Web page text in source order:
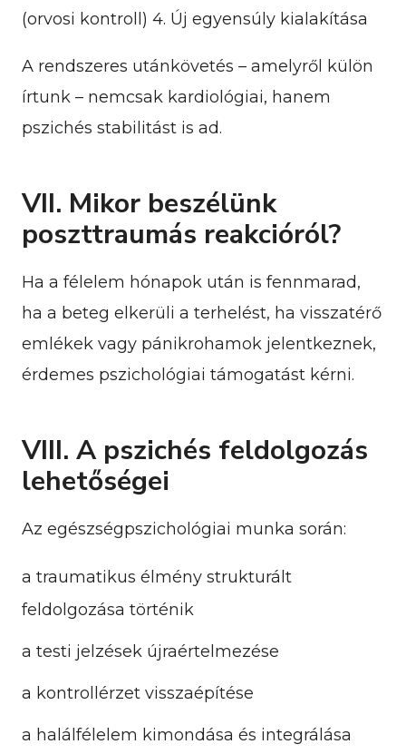
(orvosi kontroll) 4. Új egyensúly kialakítása
A rendszeres utánkövetés – amelyről külön
írtunk – nemcsak kardiológiai, hanem
pszichés stabilitást is ad.
VII. Mikor beszélünk
poszttraumás reakcióról?
Ha a félelem hónapok után is fennmarad,
ha a beteg elkerüli a terhelést, ha visszatérő
emlékek vagy pánikrohamok jelentkeznek,
érdemes pszichológiai támogatást kérni.
VIII. A pszichés feldolgozás
lehetőségei
Az egészségpszichológiai munka során:
a traumatikus élmény strukturált
feldolgozása történik
a testi jelzések újraértelmezése
a kontrollérzet visszaépítése
a halálfélelem kimondása és integrálása